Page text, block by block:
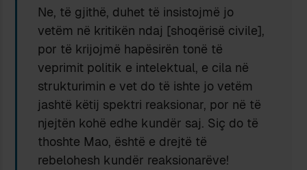
Ne, të gjithë, duhet të insistojmë jo
vetëm në kritikën ndaj [shoqërisë civile],
por të krijojmë hapësirën tonë të
veprimit politik e intelektual, e cila në
strukturimin e vet do të ishte jo vetëm
jashtë këtij spektri reaksionar, por në të
njejtën kohë edhe kundër saj. Siç do të
thoshte Mao, është e drejtë të
rebelohesh kundër reaksionarëve!